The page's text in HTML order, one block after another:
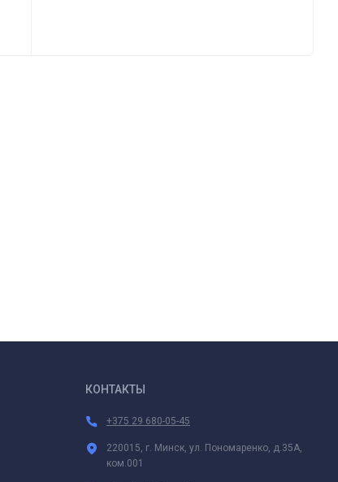
КОНТАКТЫ
+375 29 680-05-45
220015, г. Минск, ул. Пономаренко, д.35А,
ком.001